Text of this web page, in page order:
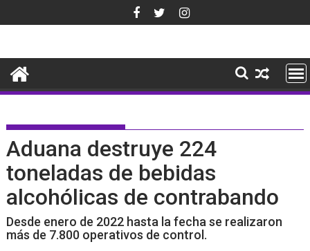
al
Aduana destruye 224
toneladas de bebidas
alcohólicas de contrabando
Desde enero de 2022 hasta la fecha se realizaron
más de 7.800 operativos de control.